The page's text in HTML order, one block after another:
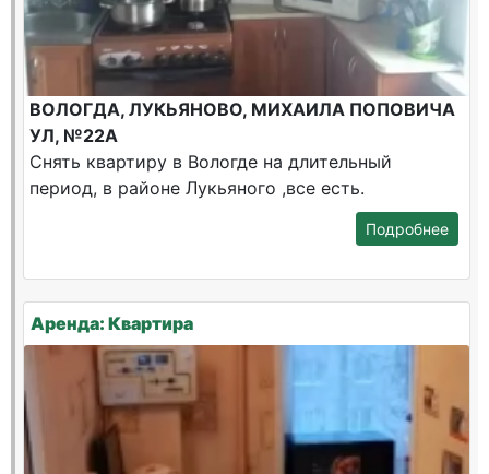
ВОЛОГДА, ЛУКЬЯНОВО, МИХАИЛА ПОПОВИЧА
УЛ, №22А
Снять квартиру в Вологде на длительный
период, в районе Лукьяного ,все есть.
Подробнее
Аренда: Квартира